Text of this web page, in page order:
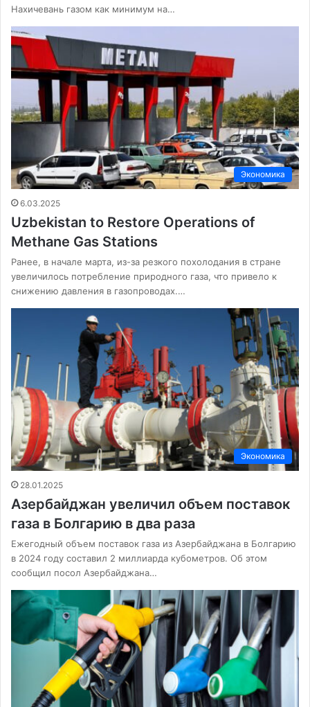
Нахичевань газом как минимум на…
Экономика
6.03.2025
Uzbekistan to Restore Operations of
Methane Gas Stations
Ранее, в начале марта, из-за резкого похолодания в стране
увеличилось потребление природного газа, что привело к
снижению давления в газопроводах.…
Экономика
28.01.2025
Азербайджан увеличил объем поставок
газа в Болгарию в два раза
Ежегодный объем поставок газа из Азербайджана в Болгарию
в 2024 году составил 2 миллиарда кубометров. Об этом
сообщил посол Азербайджана…